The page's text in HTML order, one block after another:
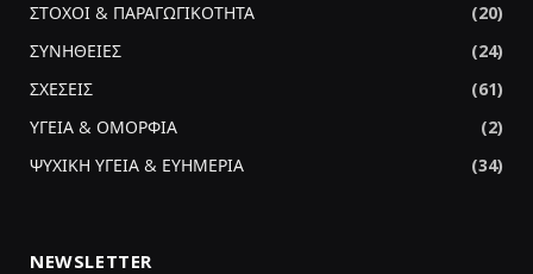
ΣΤΟΧΟΙ & ΠΑΡΑΓΩΓΙΚΟΤΗΤΑ
(20)
ΣΥΝΗΘΕΙΕΣ
(24)
ΣΧΕΣΕΙΣ
(61)
ΥΓΕΙΑ & ΟΜΟΡΦΙΑ
(2)
ΨΥΧΙΚΗ ΥΓΕΙΑ & ΕΥΗΜΕΡΙΑ
(34)
NEWSLETTER